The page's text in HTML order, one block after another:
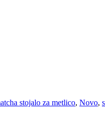
stojalo za metlico, Novo,